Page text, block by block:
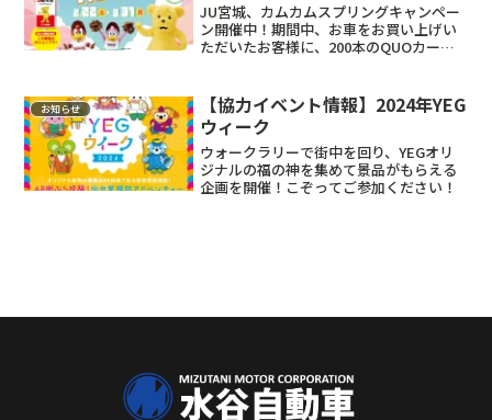
JU宮城、カムカムスプリングキャンペー
ン開催中！期間中、お車をお買い上げい
ただいたお客様に、200本のQUOカード1
お知らせ
【協力イベント情報】2024年YEG
ウィーク
ウォークラリーで街中を回り、YEGオリ
ジナルの福の神を集めて景品がもらえる
企画を開催！こぞってご参加ください！